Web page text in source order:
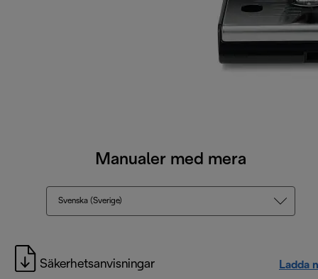
Manualer med mera
Svenska (Sverige)
Säkerhetsanvisningar Ladda